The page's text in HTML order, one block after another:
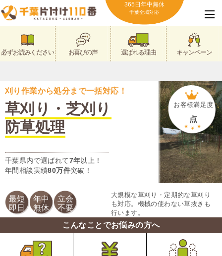
365日年中無休
千葉全域対応
必ずお読みください お喜びの声 選ばれる理由 キャンペーン
刈り作業から処分まで一括対応！
草刈り・芝刈り
防草処理
千葉県内で選ばれて7年以上！
年間相談実績80万件突破！
お客様満足度
点
最短
即日
年中
無休
立会
不要
大規模な草刈り・定期的な草刈り
も対応。機械の使わない草抜きも
行います。
こんなことでお悩みの方へ